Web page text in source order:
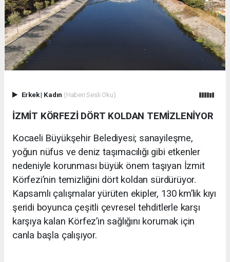
Erkek| Kadın (Haberi Sesli Oku)
İZMİT KÖRFEZİ DÖRT KOLDAN TEMİZLENİYOR
Kocaeli Büyükşehir Belediyesi; sanayileşme,
yoğun nüfus ve deniz taşımacılığı gibi etkenler
nedeniyle korunması büyük önem taşıyan İzmit
Körfezi’nin temizliğini dört koldan sürdürüyor.
Kapsamlı çalışmalar yürüten ekipler, 130 km’lik kıyı
şeridi boyunca çeşitli çevresel tehditlerle karşı
karşıya kalan Körfez’in sağlığını korumak için
canla başla çalışıyor.